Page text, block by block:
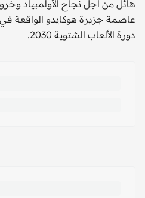
هائل من أجل نجاح الأولمبياد
عاصمة جزيرة هوكايدو الواقعة
دورة الألعاب الشتوية 2030.